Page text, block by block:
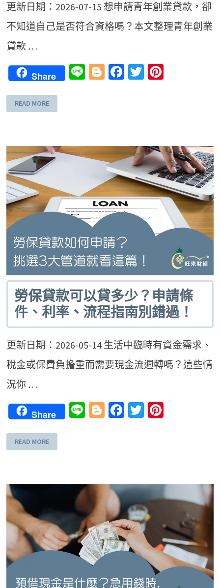
更新日期：2026-07-15 想申請青年創業貸款，卻
不知道自己是否符合資格嗎？本文整理青年創業
貸款 …
Share LineBlogger
Facebook
Twitter
READ MORE
勞保貸款可以貸多少？申請條
件、利率、流程指南別錯過！
更新日期：2026-05-14 生活中臨時有資金需求、
稅金或保費負擔重而需要現金流週轉嗎？這些情
況你 …
Share LineBlogger
Facebook
Twitter
READ MORE